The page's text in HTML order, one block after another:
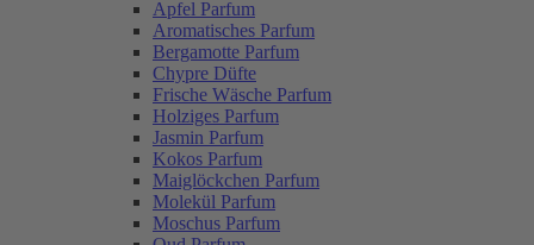
Apfel Parfum
Aromatisches Parfum
Bergamotte Parfum
Chypre Düfte
Frische Wäsche Parfum
Holziges Parfum
Jasmin Parfum
Kokos Parfum
Maiglöckchen Parfum
Molekül Parfum
Moschus Parfum